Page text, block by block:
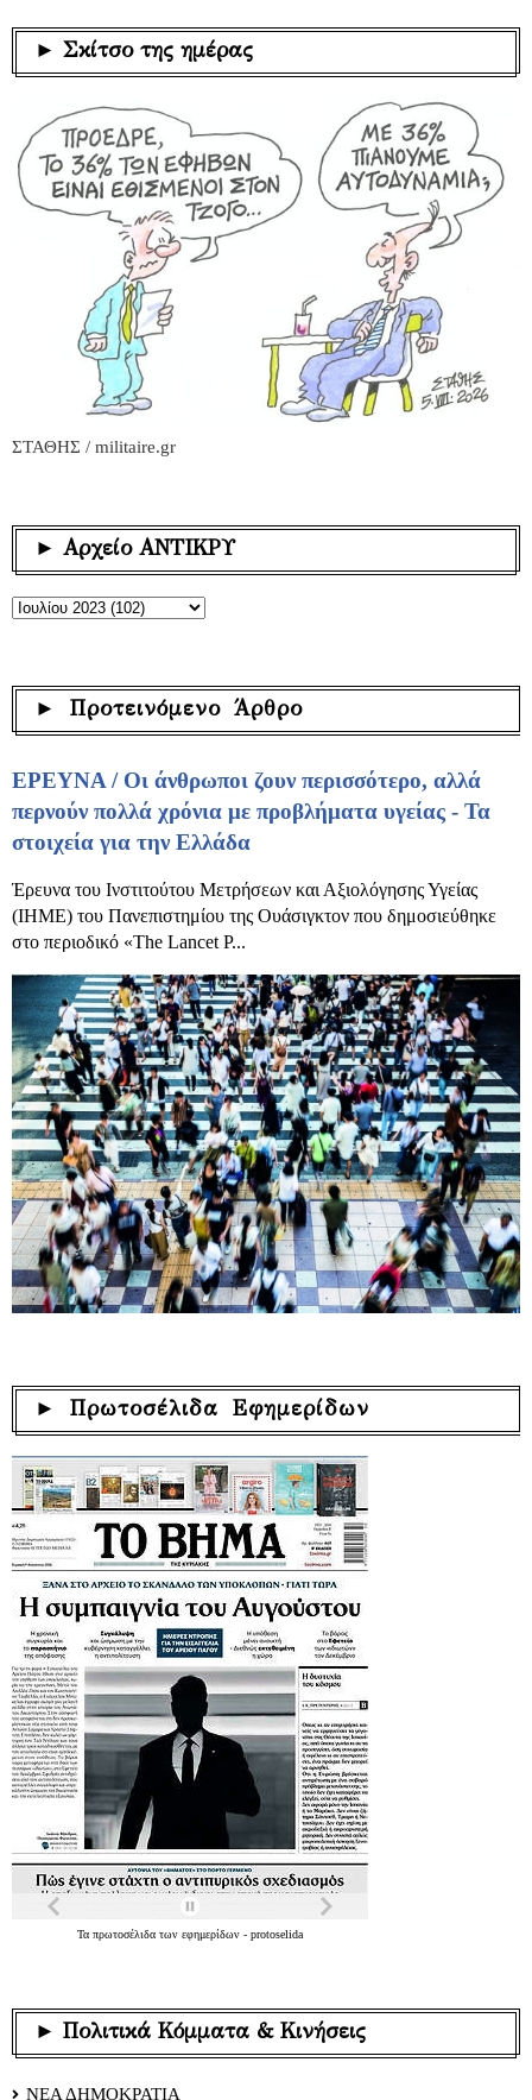
► Σκίτσο της ημέρας
ΣΤΑΘΗΣ / militaire.gr
► Αρχείο ΑΝΤΙΚΡΥ
► Προτεινόμενο Άρθρο
ΕΡΕΥΝΑ / Οι άνθρωποι ζουν περισσότερο, αλλά
περνούν πολλά χρόνια με προβλήματα υγείας - Τα
στοιχεία για την Ελλάδα
Έρευνα του Ινστιτούτου Μετρήσεων και Αξιολόγησης Υγείας
(IHME) του Πανεπιστημίου της Ουάσιγκτον που δημοσιεύθηκε
στο περιοδικό «The Lancet P...
► Πρωτοσέλιδα Εφημερίδων
Τα πρωτοσέλιδα των εφημερίδων - protoselida
► Πολιτικά Κόμματα & Κινήσεις
ΝΕΑ ΔΗΜΟΚΡΑΤΙΑ